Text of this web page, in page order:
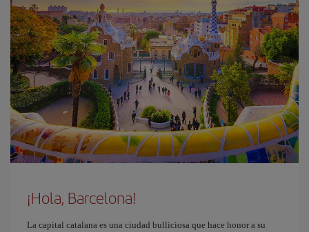
¡Hola, Barcelona!
La capital catalana es una ciudad bulliciosa que hace honor a su